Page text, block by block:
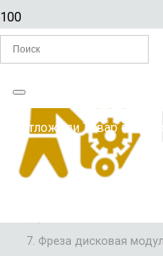
Вы отложилиТоварв свою
Главная
/
ФРЕЗЫ
Фреза дисковая